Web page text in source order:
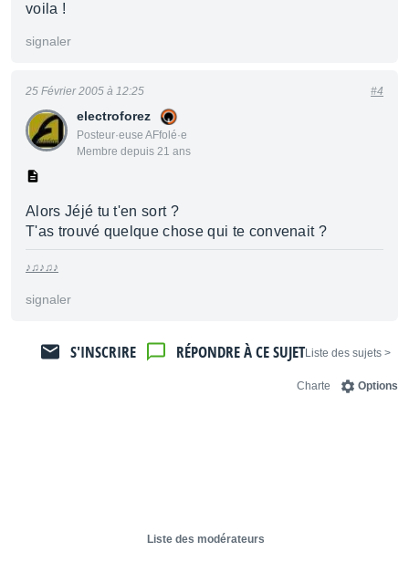
voila !
signaler
electroforez
Posteur·euse AFfolé·e
Membre depuis 21 ans
25 Février 2005 à 12:25 #4
Alors Jéjé tu t'en sort ?
T'as trouvé quelque chose qui te convenait ?
♪♫♪♫♪
signaler
< Liste des sujets
RÉPONDRE À CE SUJET
S'INSCRIRE
Options
Charte
Liste des modérateurs